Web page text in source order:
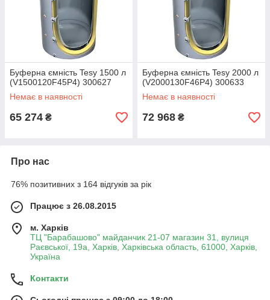
Буферна ємність Tesy 1500 л
(V1500120F45P4) 300627
Немає в наявності
65 274 ₴
Буферна ємність Tesy 2000 л
(V2000130F46P4) 300633
Немає в наявності
72 968 ₴
Про нас
76% позитивних з 164 відгуків за рік
Працює з 26.08.2015
м. Харків
ТЦ "Барабашово" майданчик 21-07 магазин 31, вулиця
Раєвської, 19а, Харків, Харківська область, 61000, Харків,
Україна
Контакти